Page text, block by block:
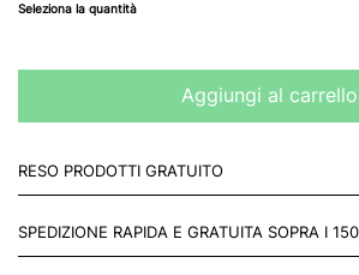
Seleziona la quantità
Aggiungi al carrello
RESO PRODOTTI GRATUITO
Mettiti in contatto con noi
SPEDIZIONE RAPIDA E GRATUITA SOPRA I